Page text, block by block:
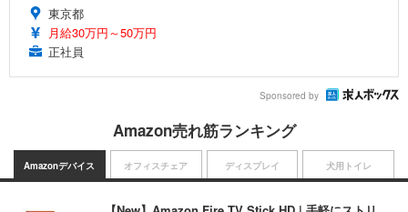
東京都
月給30万円～50万円
正社員
Sponsored by
Amazon売れ筋ランキング
Amazonデバイス オフィスチェア ディスプレイ 犬用トイレ